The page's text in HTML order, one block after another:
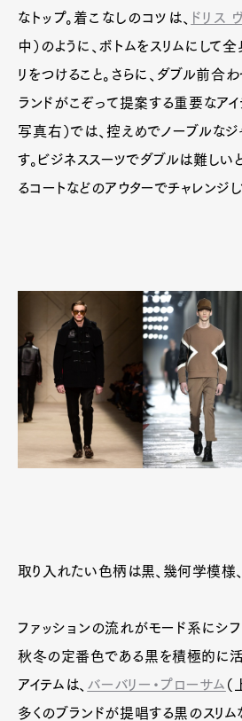
なトップ。着こなしのコツは、
ドリス
中）のように、ボトムをスリムにして
リをつけること。さらに、ダブル前合
ランドがこぞって提案する重要なアイ
写真右）では、控えめでノーブルな
す。ビジネススーツでダブルは難し
るコートなどのアウターでチャレンジ
取り入れたい色柄は黒、幾何学模様
ファッションの流れがモード系にシフ
秋冬の定番色である黒を積極的に活
アイテムは、 バーバリー・プローサム
多くのブランドが提唱する黒のスリ